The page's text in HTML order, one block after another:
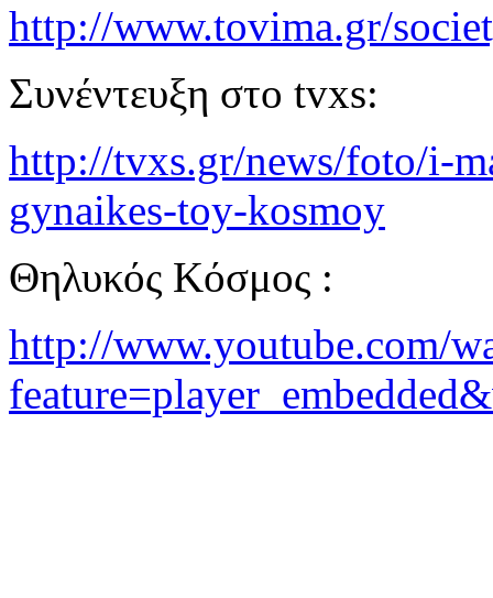
http://www.tovima.gr/
Συνέντευξη στο tvxs:
http://tvxs.gr/news/foto/i-
gynaikes-toy-kosmoy
Θηλυκός Κόσμος :
http://www.youtube.com/